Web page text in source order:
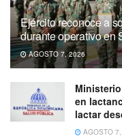
Ejército reconoce a
durante operativo en
AGOSTO 7, 2026
en
lactar
AGOSTO